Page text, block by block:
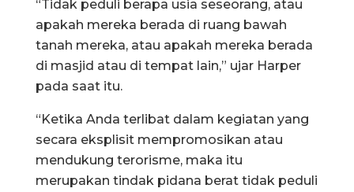
“Tidak peduli berapa usia seseorang, atau
apakah mereka berada di ruang bawah
tanah mereka, atau apakah mereka berada
di masjid atau di tempat lain,” ujar Harper
pada saat itu.
“Ketika Anda terlibat dalam kegiatan yang
secara eksplisit mempromosikan atau
mendukung terorisme, maka itu
merupakan tindak pidana berat tidak peduli